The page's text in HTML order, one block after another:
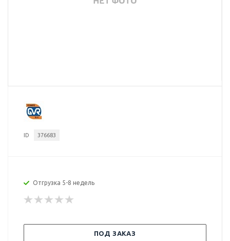
ID 376683
Отгрузка 5-8 недель
ПОД ЗАКАЗ